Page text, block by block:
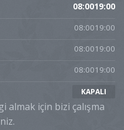
08:0019:00
08:0019:00
08:0019:00
08:0019:00
KAPALI
almak için bizi çalışma